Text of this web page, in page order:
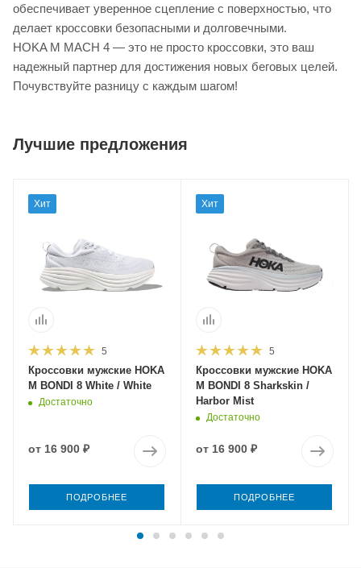
обеспечивает уверенное сцепление с поверхностью, что
делает кроссовки безопасными и долговечными.
HOKA M MACH 4 — это не просто кроссовки, это ваш
надежный партнер для достижения новых беговых целей.
Почувствуйте разницу с каждым шагом!
Лучшие предложения
Хит
5
Кроссовки мужские HOKA
M BONDI 8 White / White
Достаточно
от 16 900 ₽
ПОДРОБНЕЕ
Хит
5
Кроссовки мужские HOKA
M BONDI 8 Sharkskin /
Harbor Mist
Достаточно
от 16 900 ₽
ПОДРОБНЕЕ